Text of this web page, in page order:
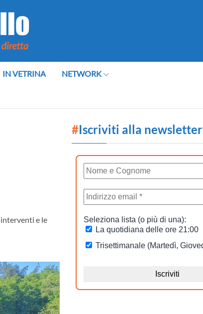
IN VETRINA NETWORK
interventi e le
#Iscriviti alla newsletter